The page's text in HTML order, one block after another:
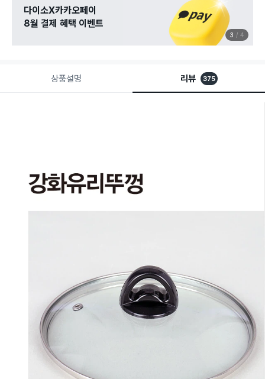
다이소X카카오페이
8월 결제 혜택 이벤트
3 4
상품설명 리뷰 375